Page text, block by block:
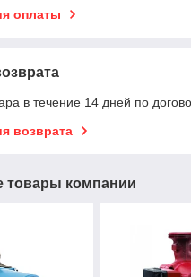
оплаты
в течение 14 дней по
возврата
товары компании